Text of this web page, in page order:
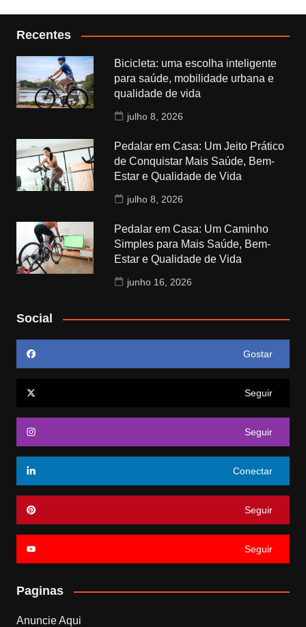
Recentes
Bicicleta: uma escolha inteligente
para saúde, mobilidade urbana e
qualidade de vida
julho 8, 2026
Pedalar em Casa: Um Jeito Prático
de Conquistar Mais Saúde, Bem-
Estar e Qualidade de Vida
julho 8, 2026
Pedalar em Casa: Um Caminho
Simples para Mais Saúde, Bem-
Estar e Qualidade de Vida
junho 16, 2026
Social
Gostar
Seguir
Seguir
Conectar
Seguir
Seguir
Paginas
Anuncie Aqui